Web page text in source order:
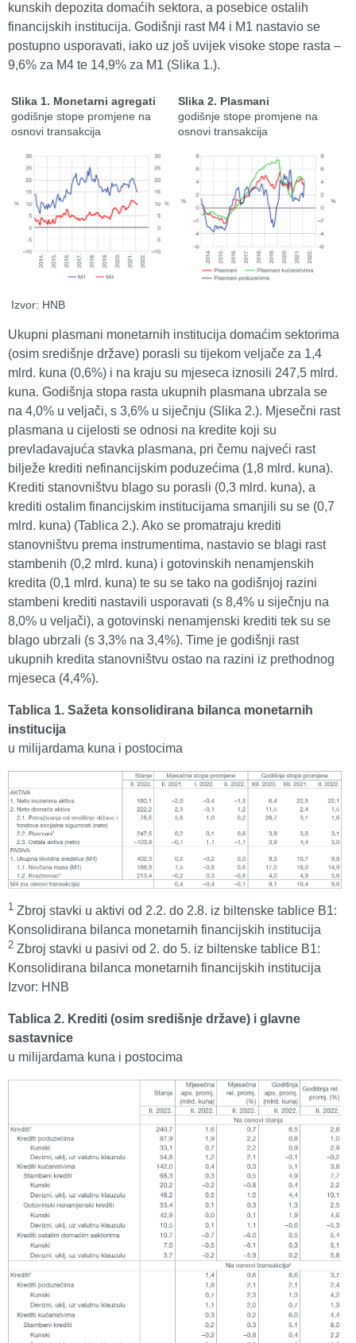
kunskih depozita domaćih sektora, a posebice ostalih
financijskih institucija. Godišnji rast M4 i M1 nastavio se
postupno usporavati, iako uz još uvijek visoke stope rasta –
9,6% za M4 te 14,9% za M1 (Slika 1.).
Slika 1. Monetarni agregati
godišnje stope promjene na
osnovi transakcija
Slika 2. Plasmani
godišnje stope promjene na
osnovi transakcija
Izvor: HNB
Ukupni plasmani monetarnih institucija domaćim sektorima
(osim središnje države) porasli su tijekom veljače za 1,4
mlrd. kuna (0,6%) i na kraju su mjeseca iznosili 247,5 mlrd.
kuna. Godišnja stopa rasta ukupnih plasmana ubrzala se
na 4,0% u veljači, s 3,6% u siječnju (Slika 2.). Mjesečni rast
plasmana u cijelosti se odnosi na kredite koji su
prevladavajuća stavka plasmana, pri čemu najveći rast
bilježe krediti nefinancijskim poduzećima (1,8 mlrd. kuna).
Krediti stanovništvu blago su porasli (0,3 mlrd. kuna), a
krediti ostalim financijskim institucijama smanjili su se (0,7
mlrd. kuna) (Tablica 2.). Ako se promatraju krediti
stanovništvu prema instrumentima, nastavio se blagi rast
stambenih (0,2 mlrd. kuna) i gotovinskih nenamjenskih
kredita (0,1 mlrd. kuna) te su se tako na godišnjoj razini
stambeni krediti nastavili usporavati (s 8,4% u siječnju na
8,0% u veljači), a gotovinski nenamjenski krediti tek su se
blago ubrzali (s 3,3% na 3,4%). Time je godišnji rast
ukupnih kredita stanovništvu ostao na razini iz prethodnog
mjeseca (4,4%).
Tablica 1. Sažeta konsolidirana bilanca monetarnih
institucija
u milijardama kuna i postocima
1 Zbroj stavki u aktivi od 2.2. do 2.8. iz biltenske tablice B1:
Konsolidirana bilanca monetarnih financijskih institucija
2 Zbroj stavki u pasivi od 2. do 5. iz biltenske tablice B1:
Konsolidirana bilanca monetarnih financijskih institucija
Izvor: HNB
Tablica 2. Krediti (osim središnje države) i glavne
sastavnice
u milijardama kuna i postocima